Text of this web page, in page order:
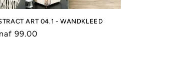
ART 04.1 - WANDKLEED
99.00